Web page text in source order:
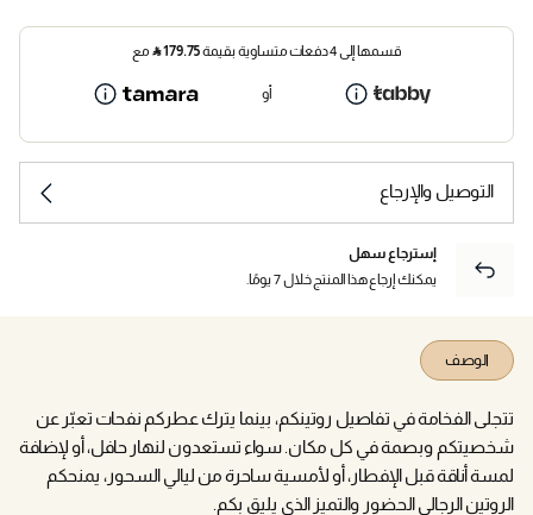
قسمها إلى 4 دفعات متساوية بقيمة 179.75
⃁ مع
أو
التوصيل والإرجاع
إسترجاع سهل
يمكنك إرجاع هذا المنتج خلال 7 يومًا.
الوصف
تتجلى الفخامة في تفاصيل روتينكم، بينما يترك عطركم نفحات تعبّر عن
شخصيتكم وبصمة في كل مكان. سواء تستعدون لنهار حافل، أو لإضافة
لمسة أناقة قبل الإفطار، أو لأمسية ساحرة من ليالي السحور، يمنحكم
الروتين الرجالي الحضور والتميز الذي يليق بكم.